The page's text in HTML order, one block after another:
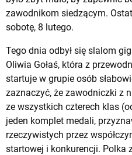
zawodnikom siedzącym.
sobotę, 8 lutego.
Tego dnia odbył się slalom
Oliwia Gołaś, która z
startuje w grupie osób
zaznaczyć, że zawodniczki z
ze wszystkich czterech klas
jeden komplet medali,
rzeczywistych przez
startowej i konkurencji. Polka